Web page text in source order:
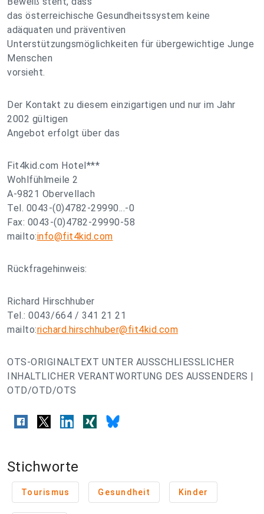
das österreichische Gesundheitssystem keine
adäquaten und präventiven
Unterstützungsmöglichkeiten für übergewichtige Junge
Menschen
vorsieht.
Der Kontakt zu diesem einzigartigen und nur im Jahr
2002 gültigen
Angebot erfolgt über das
Fit4kid.com Hotel***
Wohlfühlmeile 2
A-9821 Obervellach
Tel. 0043-(0)4782-29990...-0
Fax: 0043-(0)4782-29990-58
mailto:info@fit4kid.com
Rückfragehinweis:
Richard Hirschhuber
Tel.: 0043/664 / 341 21 21
mailto:richard.hirschhuber@fit4kid.com
OTS-ORIGINALTEXT UNTER AUSSCHLIESSLICHER
INHALTLICHER VERANTWORTUNG DES AUSSENDERS |
OTD/OTD/OTS
Stichworte
Tourismus Gesundheit Kinder